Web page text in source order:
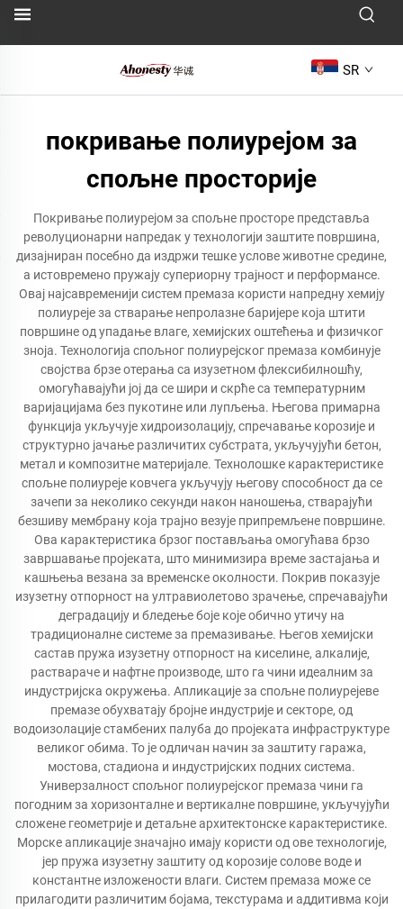
SR
покривање полиурејом за
спољне просторије
Покривање полиурејом за спољне просторе представља
револуционарни напредак у технологији заштите површина,
дизајниран посебно да издржи тешке услове животне средине,
а истовремено пружају супериорну трајност и перформансе.
Овај најсавременији систем премаза користи напредну хемију
полиуреје за стварање непролазне баријере која штити
површине од упадање влаге, хемијских оштећења и физичког
зноја. Технологија спољног полиурејског премаза комбинује
својства брзе отерања са изузетном флексибилношћу,
омогућавајући јој да се шири и скрће са температурним
варијацијама без пукотине или лупљења. Његова примарна
функција укључује хидроизолацију, спречавање корозије и
структурно јачање различитих субстрата, укључујући бетон,
метал и композитне материјале. Технолошке карактеристике
спољне полиуреје ковчега укључују његову способност да се
зачепи за неколико секунди након наношења, стварајући
безшиву мембрану која трајно везује припремљене површине.
Ова карактеристика брзог постављања омогућава брзо
завршавање пројеката, што минимизира време застајања и
кашњења везана за временске околности. Покрив показује
изузетну отпорност на ултравиолетово зрачење, спречавајући
деградацију и бледење боје које обично утичу на
традиционалне системе за премазивање. Његов хемијски
састав пружа изузетну отпорност на киселине, алкалије,
раствараче и нафтне производе, што га чини идеалним за
индустријска окружења. Апликације за спољне полиурејеве
премазе обухватају бројне индустрије и секторе, од
водоизолације стамбених палуба до пројеката инфраструктуре
великог обима. То је одличан начин за заштиту гаража,
мостова, стадиона и индустријских подних система.
Универзалност спољног полиурејског премаза чини га
погодним за хоризонталне и вертикалне површине, укључујући
сложене геометрије и детаљне архитектонске карактеристике.
Морске апликације значајно имају користи од ове технологије,
јер пружа изузетну заштиту од корозије солове воде и
константне изложености влаги. Систем премаза може се
прилагодити различитим бојама, текстурама и аддитивма који